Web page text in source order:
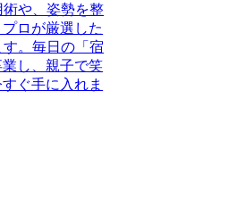
や、姿勢を整
ロが厳選した
。毎日の「宿
し、親子で笑
ぐ手に入れま